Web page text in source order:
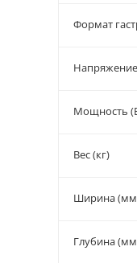
Формат
Мощность
Вес (кг)
Ширина
Глубина